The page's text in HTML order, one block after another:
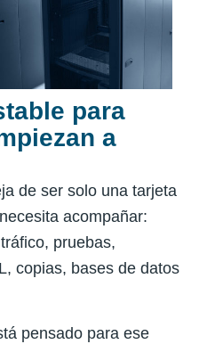
para
a
de ser solo una tarjeta
acompañar:
pruebas,
copias, bases de datos
pensado para ese